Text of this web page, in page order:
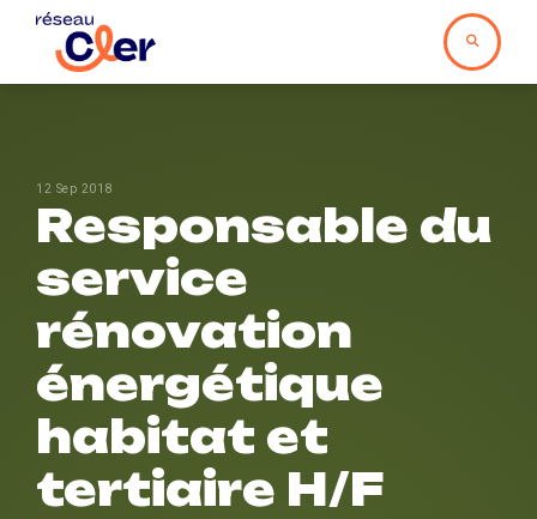
12 Sep 2018
Responsable du
service
rénovation
énergétique
habitat et
tertiaire H/F